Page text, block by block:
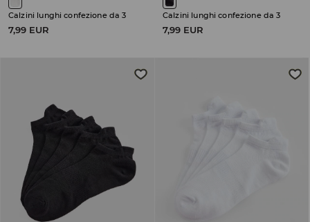
Calzini lunghi confezione da 3
7,99 EUR
Calzini lunghi confezione da 3
7,99 EUR